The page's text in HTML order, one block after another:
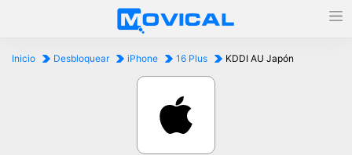
Inicio Desbloquear iPhone 16 Plus KDDI AU Japón